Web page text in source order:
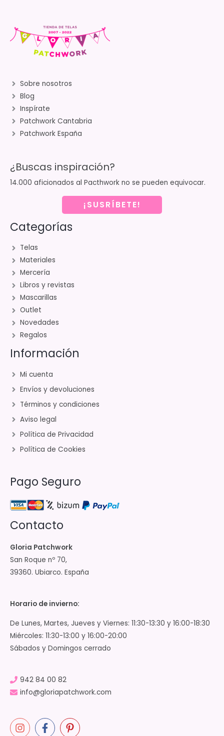
Sobre nosotros
Blog
Inspírate
Patchwork Cantabria
Patchwork España
¿Buscas inspiración?
14.000 aficionados al Pacthwork no se pueden equivocar.
¡SUSRÍBETE!
Categorías
Telas
Materiales
Mercería
Libros y revistas
Mascarillas
Outlet
Novedades
Regalos
Información
Mi cuenta
Envíos y devoluciones
Términos y condiciones
Aviso legal
Política de Privacidad
Política de Cookies
Pago Seguro
Contacto
Gloria Patchwork
San Roque nº 70,
39360. Ubiarco. España
Horario de invierno:
De Lunes, Martes, Jueves y Viernes: 11:30-13:30 y 16:00-18:30
Miércoles: 11:30-13:00 y 16:00-20:00
Sábados y Domingos cerrado
942 84 00 82
info@gloriapatchwork.com